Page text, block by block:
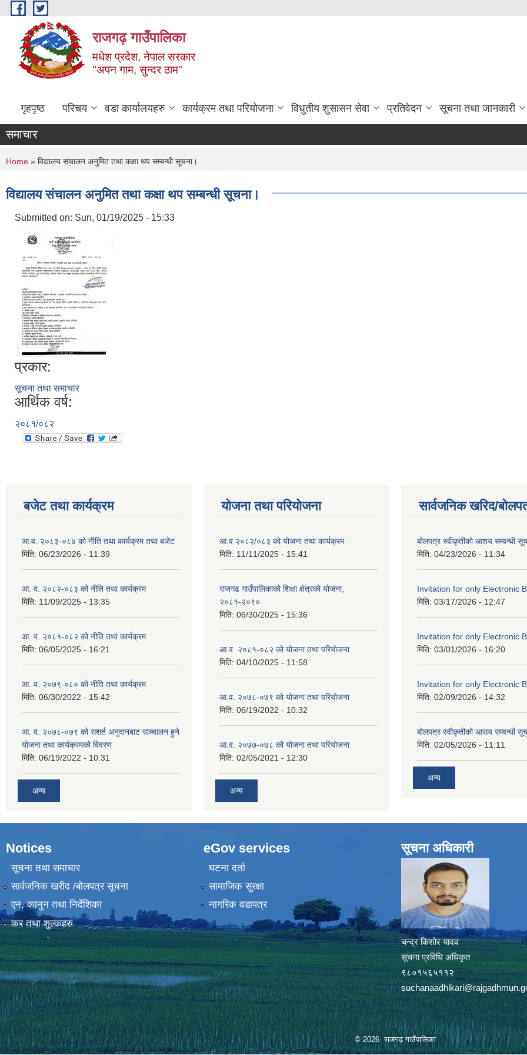
Skip to main content
राजगढ़ गाउँपालिका
मधेश प्रदेश, नेपाल सरकार
"अपन गाम, सुन्दर ठाम"
गृहपृष्ठ परिचय वडा कार्यालयहरु कार्यक्रम तथा परियोजना विधुतीय शुसासन सेवा प्रतिवेदन सूचना तथा जानकारी
समाचार
You are here
Home » विद्यालय संचालन अनुमित तथा कक्षा थप सम्बन्धी सूचना।
विद्यालय संचालन अनुमित तथा कक्षा थप सम्बन्धी सूचना।
Submitted on: Sun, 01/19/2025 - 15:33
प्रकार:
सूचना तथा समाचार
आर्थिक वर्ष:
२०८१/०८२
बजेट तथा कार्यक्रम
आ.व. २०८३-०८४ को नीति तथा कार्यक्रम तथा बजेट
मिति: 06/23/2026 - 11:39
आ. व. २०८२-०८३ को नीति तथा कार्यक्रम
मिति: 11/09/2025 - 13:35
आ. व. २०८१-०८२ को नीति तथा कार्यक्रम
मिति: 06/05/2025 - 16:21
आ. व. २०७९-०८० को नीति तथा कार्यक्रम
मिति: 06/30/2022 - 15:42
आ. व. २०७८-०७९ को सशर्त अनुदानबाट सञ्चालन हुने
योजना तथा कार्यक्रमको विवरण
मिति: 06/19/2022 - 10:31
अन्य
योजना तथा परियोजना
आ.व २०८२/०८३ को योजना तथा कार्यक्रम
मिति: 11/11/2025 - 15:41
राजगढ गाउँपालिकाको शिक्षा क्षेत्रको योजना,
२०८१-२०९०
मिति: 06/30/2025 - 15:36
आ.व. २०८१-०८२ को योजना तथा परियोजना
मिति: 04/10/2025 - 11:58
आ.व. २०७८-०७९ को योजना तथा परियोजना
मिति: 06/19/2022 - 10:32
आ.व. २०७७-०७८ को योजना तथा परियोजना
मिति: 02/05/2021 - 12:30
अन्य
सार्वजनिक खरिद/
बोलपत्र स्वीकृतीको आशय सम्वन्धी
मिति: 04/23/2026 - 11:34
Invitation for only Electronic
मिति: 03/17/2026 - 12:47
Invitation for only Electronic
मिति: 03/01/2026 - 16:20
Invitation for only Electronic
मिति: 02/09/2026 - 14:32
बोलपत्र स्वीकृतीको आसय सम्वन्धी
मिति: 02/05/2026 - 11:11
अन्य
Notices
सूचना तथा समाचार
सार्वजनिक खरीद /बोलपत्र सूचना
एन, कानुन तथा निर्देशिका
कर तथा शुल्कहरु
eGov services
घटना दर्ता
सामाजिक सुरक्षा
नागरिक वडापत्र
सूचना अधिकारी
चन्द्र किशोर यादव
सूचना प्रविधि अधिकृत
९८०१५६५११२
© 2026 राजगढ़ गाउँपालिका